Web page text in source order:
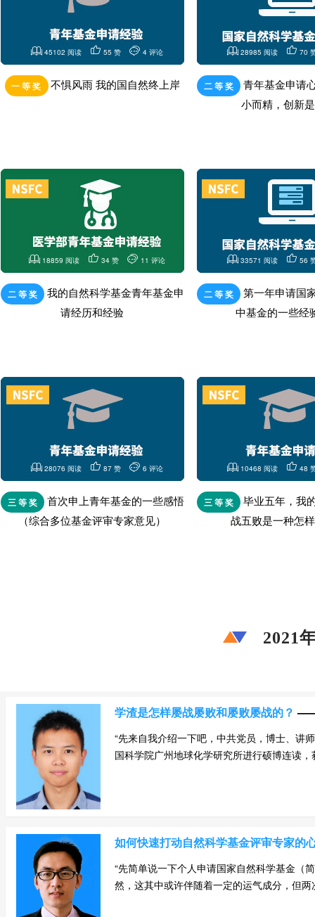
45102 阅读 55 赞 4 评论
一 等 奖 不惧风雨 我的国自然终上岸
28985 阅读 70
二 等 奖
青年基金申请
小而精，创新
18859 阅读 34 赞 11 评论
二 等 奖
我的自然科学基金青年基金申
请经历和经验
33571 阅读 56
二 等 奖
第一年申请国
中基金的一些经
28076 阅读 87 赞 6 评论
三 等 奖
首次申上青年基金的一些感悟
（综合多位基金评审专家意见）
10468 阅读 48
三 等 奖
毕业五年，我
战五败是一种怎
2021
学渣是怎样屡战屡败和屡败屡战的？ ——
“先来自我介绍一下吧，中共党员，博士、讲
国科学院广州地球化学研究所进行硕博连读
如何快速打动自然科学基金评审专家的
“先简单说一下个人申请国家自然科学基金（
然，这其中或许伴随着一定的运气成分，但